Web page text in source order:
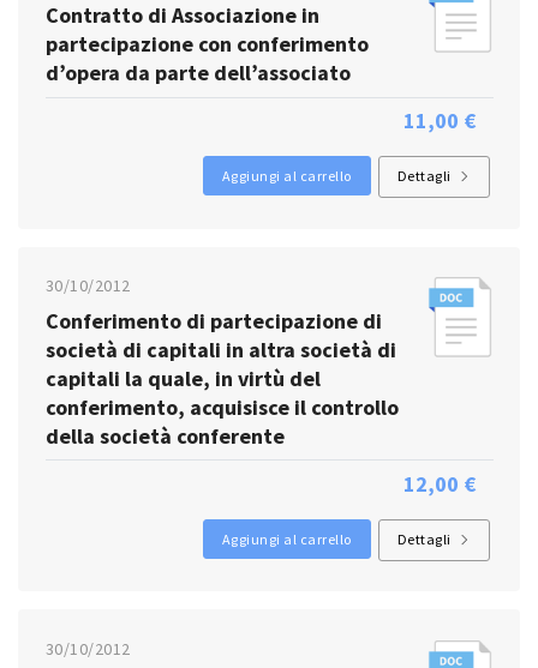
Contratto di Associazione in
partecipazione con conferimento
d’opera da parte dell’associato
11,00 €
Dettagli
Aggiungi al carrello
30/10/2012
Conferimento di partecipazione di
società di capitali in altra società di
capitali la quale, in virtù del
conferimento, acquisisce il controllo
della società conferente
12,00 €
Dettagli
Aggiungi al carrello
30/10/2012